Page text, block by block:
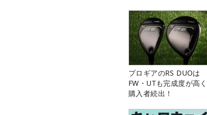
プロギアのRS DUOは
FW・UTも完成度が高く
購入者続出！